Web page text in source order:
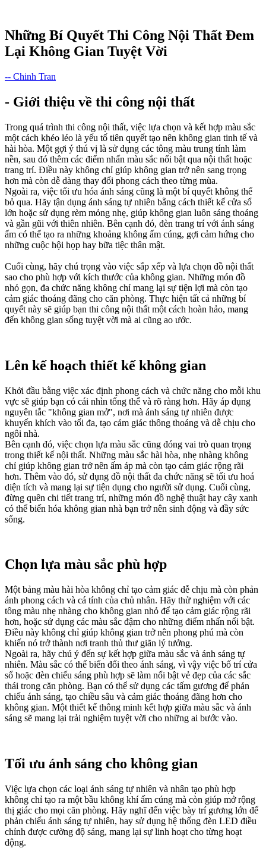
Những Bí Quyết Thi Công Nội Thất Đem
Lại Không Gian Tuyệt Vời
-- Chinh Tran
- Giới thiệu về thi công nội thất
Trong quá trình thi công nội thất, việc lựa chọn và kết hợp màu sắc
một cách khéo léo là yếu tố tiên quyết tạo nên không gian tinh tế và
hài hòa. Một gợi ý thú vị là sử dụng các tông màu trung tính làm
nền, sau đó thêm các điểm nhấn màu sắc nổi bật qua nội thất hoặc
trang trí. Điều này không chỉ giúp không gian trở nên sang trọng
hơn mà còn dễ dàng thay đổi phong cách theo từng mùa.
Ngoài ra, việc tối ưu hóa ánh sáng cũng là một bí quyết không thể
bỏ qua. Hãy tận dụng ánh sáng tự nhiên bằng cách thiết kế cửa sổ
lớn hoặc sử dụng rèm mỏng nhẹ, giúp không gian luôn sáng thoáng
và gần gũi với thiên nhiên. Bên cạnh đó, đèn trang trí với ánh sáng
ấm có thể tạo ra những khoảng không ấm cúng, gợi cảm hứng cho
những cuộc hội họp hay bữa tiệc thân mật.
Cuối cùng, hãy chú trọng vào việc sắp xếp và lựa chọn đồ nội thất
sao cho phù hợp với kích thước của không gian. Những món đồ
nhỏ gọn, đa chức năng không chỉ mang lại sự tiện lợi mà còn tạo
cảm giác thoáng đãng cho căn phòng. Thực hiện tất cả những bí
quyết này sẽ giúp bạn thi công nội thất một cách hoàn hảo, mang
đến không gian sống tuyệt vời mà ai cũng ao ước.
Lên kế hoạch thiết kế không gian
Khởi đầu bằng việc xác định phong cách và chức năng cho mỗi khu
vực sẽ giúp bạn có cái nhìn tổng thể và rõ ràng hơn. Hãy áp dụng
nguyên tắc "không gian mở", nơi mà ánh sáng tự nhiên được
khuyến khích vào tối đa, tạo cảm giác thông thoáng và dễ chịu cho
ngôi nhà.
Bên cạnh đó, việc chọn lựa màu sắc cũng đóng vai trò quan trọng
trong thiết kế nội thất. Những màu sắc hài hòa, nhẹ nhàng không
chỉ giúp không gian trở nên ấm áp mà còn tạo cảm giác rộng rãi
hơn. Thêm vào đó, sử dụng đồ nội thất đa chức năng sẽ tối ưu hoá
diện tích và mang lại sự tiện dụng cho người sử dụng. Cuối cùng,
đừng quên chi tiết trang trí, những món đồ nghệ thuật hay cây xanh
có thể biến hóa không gian nhà bạn trở nên sinh động và đầy sức
sống.
Chọn lựa màu sắc phù hợp
Một bảng màu hài hòa không chỉ tạo cảm giác dễ chịu mà còn phản
ánh phong cách và cá tính của chủ nhân. Hãy thử nghiệm với các
tông màu nhẹ nhàng cho không gian nhỏ để tạo cảm giác rộng rãi
hơn, hoặc sử dụng các màu sắc đậm cho những điểm nhấn nổi bật.
Điều này không chỉ giúp không gian trở nên phong phú mà còn
khiến nó trở thành nơi tranh thủ thư giãn lý tưởng.
Ngoài ra, hãy chú ý đến sự kết hợp giữa màu sắc và ánh sáng tự
nhiên. Màu sắc có thể biến đổi theo ánh sáng, vì vậy việc bố trí cửa
sổ hoặc đèn chiếu sáng phù hợp sẽ làm nổi bật vẻ đẹp của các sắc
thái trong căn phòng. Bạn có thể sử dụng các tấm gương để phản
chiếu ánh sáng, tạo chiều sâu và cảm giác thoáng đãng hơn cho
không gian. Một thiết kế thông minh kết hợp giữa màu sắc và ánh
sáng sẽ mang lại trải nghiệm tuyệt vời cho những ai bước vào.
Tối ưu ánh sáng cho không gian
Việc lựa chọn các loại ánh sáng tự nhiên và nhân tạo phù hợp
không chỉ tạo ra một bầu không khí ấm cúng mà còn giúp mở rộng
thị giác cho mọi căn phòng. Hãy nghĩ đến việc bày trí gương lớn để
phản chiếu ánh sáng tự nhiên, hay sử dụng hệ thống đèn LED điều
chỉnh được cường độ sáng, mang lại sự linh hoạt cho từng hoạt
động.